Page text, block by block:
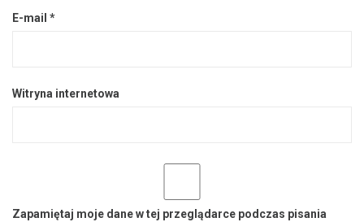
E-mail *
Witryna internetowa
Zapamiętaj moje dane w tej przeglądarce podczas pisania